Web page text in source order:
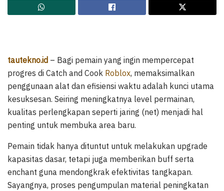
tautekno.id – Bagi pemain yang ingin mempercepat
progres di Catch and Cook Roblox, memaksimalkan
penggunaan alat dan efisiensi waktu adalah kunci utama
kesuksesan. Seiring meningkatnya level permainan,
kualitas perlengkapan seperti jaring (net) menjadi hal
penting untuk membuka area baru.
Pemain tidak hanya dituntut untuk melakukan upgrade
kapasitas dasar, tetapi juga memberikan buff serta
enchant guna mendongkrak efektivitas tangkapan.
Sayangnya, proses pengumpulan material peningkatan